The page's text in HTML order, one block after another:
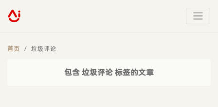
首页 垃圾评论
包含 垃圾评论 标签的文章